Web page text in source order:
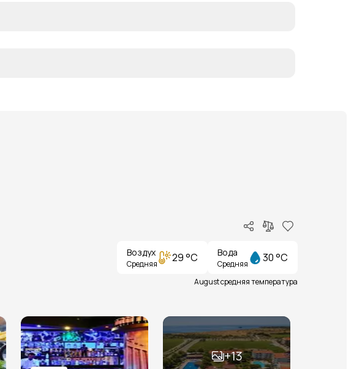
Воздух
Средняя 29 °C Вода
Средняя 30 °C
August средняя температура
+13